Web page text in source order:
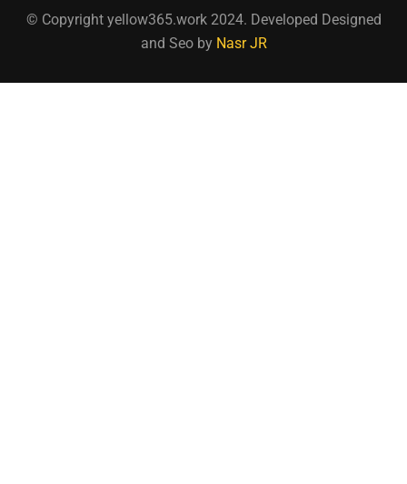
© Copyright yellow365.work 2024. Developed Designed
and Seo by Nasr JR